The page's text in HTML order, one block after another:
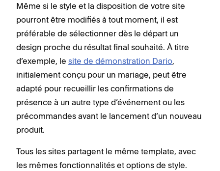
Même si le style et la disposition de votre site
pourront être modifiés à tout moment, il est
préférable de sélectionner dès le départ un
design proche du résultat final souhaité. À titre
d’exemple, le site de démonstration Dario,
initialement conçu pour un mariage, peut être
adapté pour recueillir les confirmations de
présence à un autre type d’événement ou les
précommandes avant le lancement d’un nouveau
produit.
Tous les sites partagent le même template, avec
les mêmes fonctionnalités et options de style.